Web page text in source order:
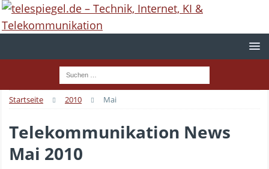
Startseite 2010 Mai
Telekommunikation News
Mai 2010